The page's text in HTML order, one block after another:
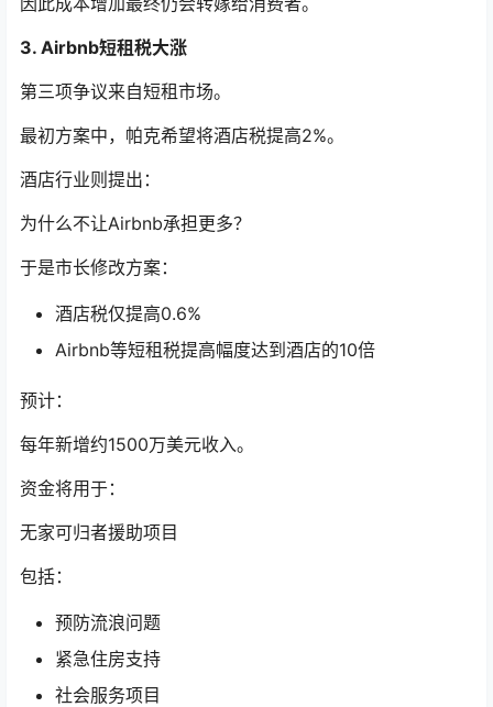
3. Airbnb短租税大涨
第三项争议来自短租市场。
最初方案中，帕克希望将酒店税提高2%。
酒店行业则提出：
为什么不让Airbnb承担更多？
于是市长修改方案：
酒店税仅提高0.6%
Airbnb等短租税提高幅度达到酒店的10倍
预计：
每年新增约1500万美元收入。
资金将用于：
无家可归者援助项目
包括：
预防流浪问题
紧急住房支持
社会服务项目